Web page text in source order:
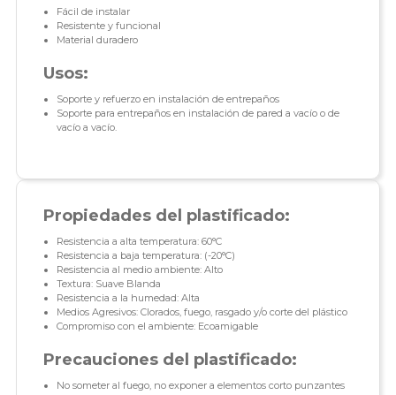
Fácil de instalar
Resistente y funcional
Material duradero
Usos:
Soporte y refuerzo en instalación de entrepaños
Soporte para entrepaños en instalación de pared a vacío o de
vacío a vacío.
Propiedades del plastificado:
Resistencia a alta temperatura: 60°C
Resistencia a baja temperatura: (-20°C)
Resistencia al medio ambiente: Alto
Textura: Suave Blanda
Resistencia a la humedad: Alta
Medios Agresivos: Clorados, fuego, rasgado y/o corte del plástico
Compromiso con el ambiente: Ecoamigable
Precauciones del plastificado:
No someter al fuego, no exponer a elementos corto punzantes